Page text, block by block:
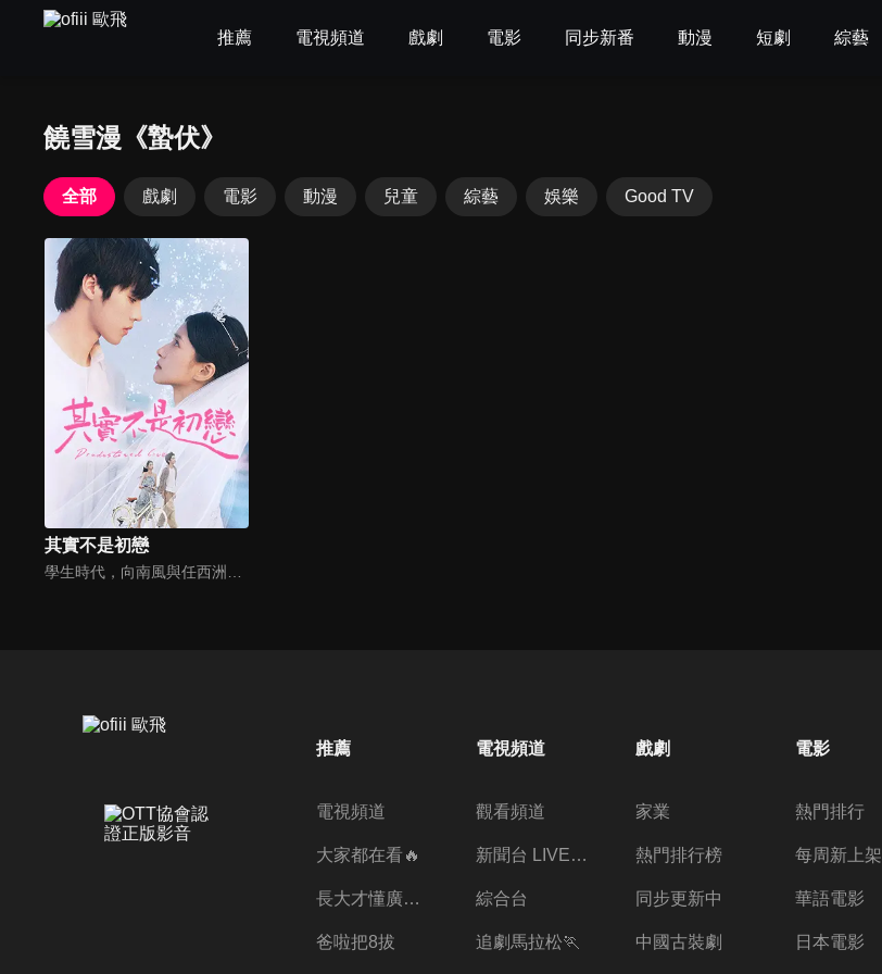
推薦 電視頻道 戲劇 電影 同步新番 動漫 短劇 綜藝
饒雪漫《蟄伏》
全部 戲劇 電影 動漫 兒童 綜藝 娛樂 Good TV
其實不是初戀
推薦
電視頻道
大家都在看🔥
長大才懂廣志的偉大
爸啦把8拔
電視頻道
觀看頻道
新聞台 LIVE 直播
綜合台
追劇馬拉松🏃
戲劇
家業
熱門排行榜
同步更新中
中國古裝劇
電影
熱門排行
每周新上架
華語電影
日本電影